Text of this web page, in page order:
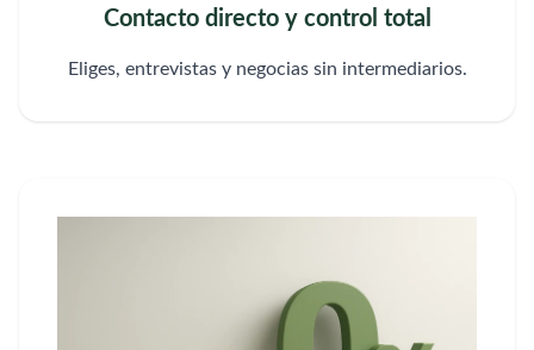
Contacto directo y control total
Eliges, entrevistas y negocias sin intermediarios.